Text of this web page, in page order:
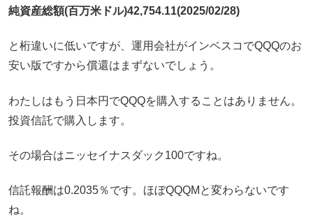
純資産総額(百万米ドル)42,754.11(2025/02/28)
と桁違いに低いですが、運用会社がインベスコでQQQのお
安い版ですから償還はまずないでしょう。
わたしはもう日本円でQQQを購入することはありません。
投資信託で購入します。
その場合はニッセイナスダック100ですね。
信託報酬は0.2035％です。ほぼQQQMと変わらないです
ね。